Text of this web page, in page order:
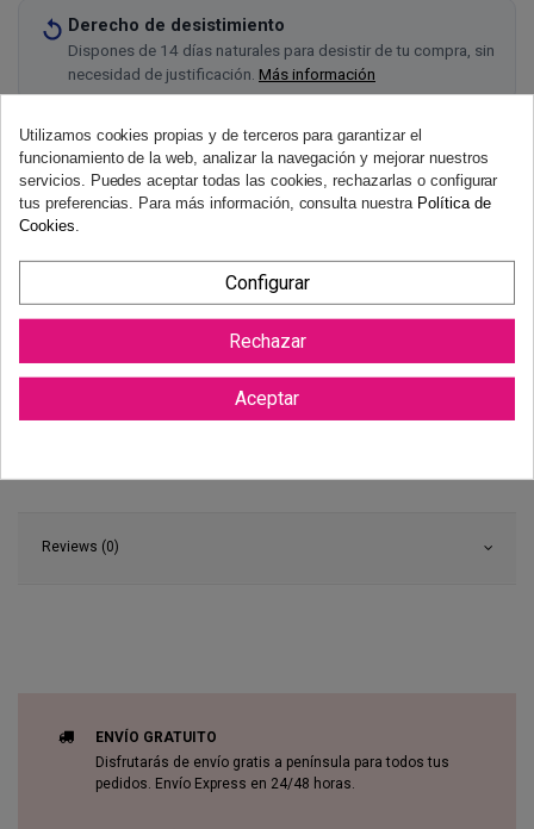
Derecho de desistimiento
Dispones de 14 días naturales para desistir de tu compra, sin
necesidad de justificación. Más información
Reviews (0)
ENVÍO GRATUITO
Disfrutarás de envío gratis a península para todos tus
pedidos. Envío Express en 24/48 horas.
Utilizamos cookies propias y de terceros para garantizar el
funcionamiento de la web, analizar la navegación y mejorar nuestros
servicios. Puedes aceptar todas las cookies, rechazarlas o configurar
tus preferencias. Para más información, consulta nuestra Política de
Cookies
Configurar
Rechazar
Aceptar